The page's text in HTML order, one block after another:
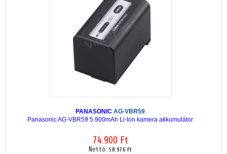
PANASONIC AG-VBR59
Panasonic AG-VBR59 5.900mAh Li-Ion kamera akkumulátor
74.900 Ft
Nettó: 58.976 Ft